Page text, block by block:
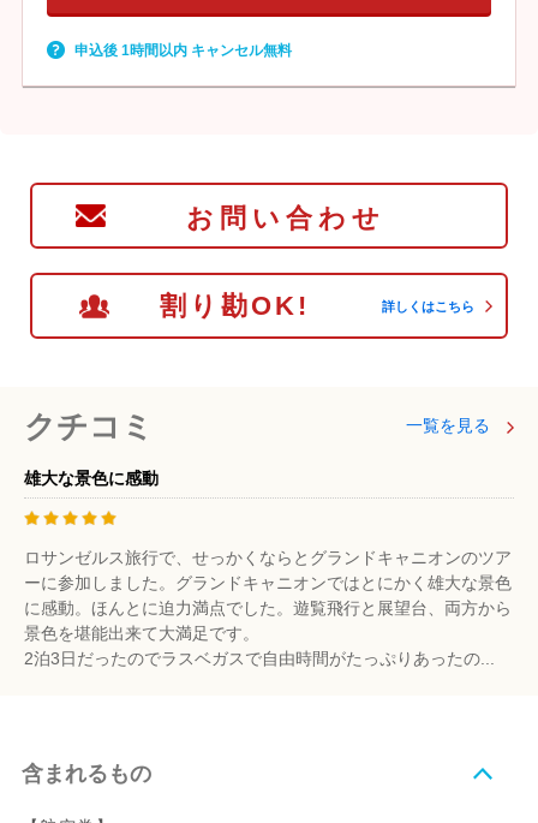
申込後 1時間以内 キャンセル無料
お問い合わせ
割り勘OK! 詳しくはこちら
クチコミ 一覧を見る
雄大な景色に感動
ロサンゼルス旅行で、せっかくならとグランドキャニオンのツア
ーに参加しました。グランドキャニオンではとにかく雄大な景色
に感動。ほんとに迫力満点でした。遊覧飛行と展望台、両方から
景色を堪能出来て大満足です。
2泊3日だったのでラスベガスで自由時間がたっぷりあったの...
含まれるもの